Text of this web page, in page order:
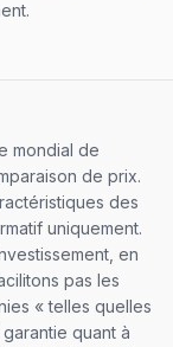
mondial de
de prix.
des
uniquement.
en
pas les
« telles quelles
quant à